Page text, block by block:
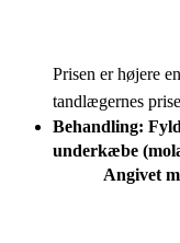
Prisen er højere
tandlægernes
Behandling:
underkæbe
Angivet